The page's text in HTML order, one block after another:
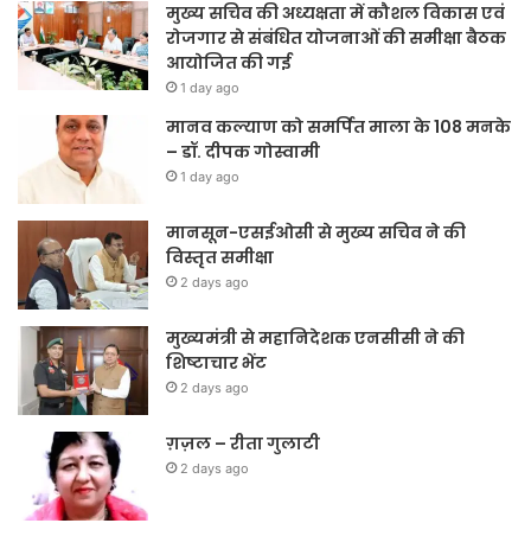
मुख्य सचिव की अध्यक्षता में कौशल विकास एवं
रोजगार से संबंधित योजनाओं की समीक्षा बैठक
आयोजित की गई
1 day ago
मानव कल्याण को समर्पित माला के 108 मनके
– डॉ. दीपक गोस्वामी
1 day ago
मानसून-एसईओसी से मुख्य सचिव ने की
विस्तृत समीक्षा
2 days ago
मुख्यमंत्री से महानिदेशक एनसीसी ने की
शिष्टाचार भेंट
2 days ago
ग़ज़ल – रीता गुलाटी
2 days ago